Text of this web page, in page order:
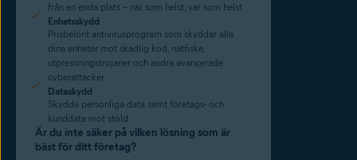
från en enda plats – när som helst, var som helst.
Enhetsskydd
Prisbelönt antivirusprogram som skyddar alla
dina enheter mot skadlig kod, nätfiske,
utpressningstrojaner och andra avancerade
cyberattacker.
Dataskydd
Skydda personliga data samt företags- och
kunddata mot stöld.
Är du inte säker på vilken lösning som är
bäst för ditt företag?